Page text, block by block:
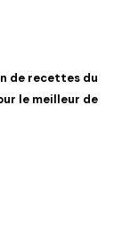
de recettes du
le meilleur de